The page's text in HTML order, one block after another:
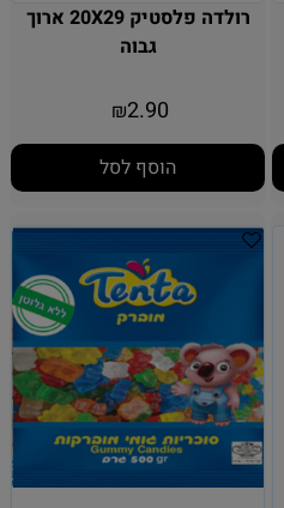
רולדה פלסטיק 20X29 ארוך
גבוה
₪2.90
הוסף לסל